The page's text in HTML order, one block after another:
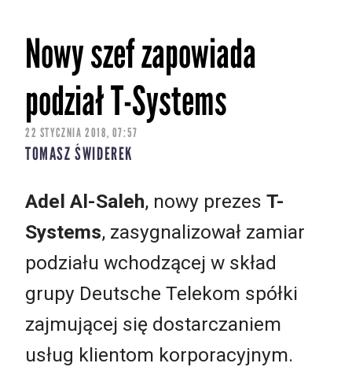
Nowy szef zapowiada
podział T-Systems
22 STYCZNIA 2018, 07:57
TOMASZ ŚWIDEREK
Adel Al-Saleh, nowy prezes T-
Systems, zasygnalizował zamiar
podziału wchodzącej w skład
grupy Deutsche Telekom spółki
zajmującej się dostarczaniem
usług klientom korporacyjnym.